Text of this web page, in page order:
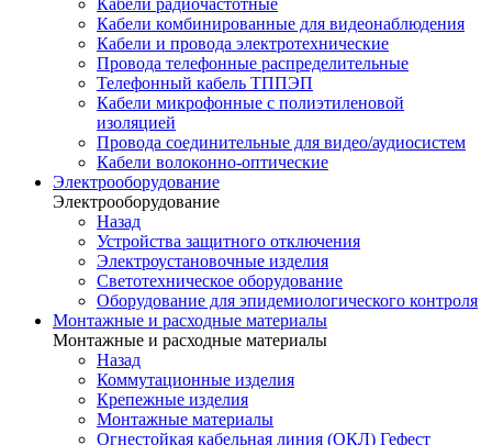
Кабели радиочастотные
Кабели комбинированные для видеонаблюдения
Кабели и провода электротехнические
Провода телефонные распределительные
Телефонный кабель ТППЭП
Кабели микрофонные с полиэтиленовой
изоляцией
Провода соединительные для видео/аудиосистем
Кабели волоконно-оптические
Электрооборудование
Электрооборудование
Назад
Устройства защитного отключения
Электроустановочные изделия
Светотехническое оборудование
Оборудование для эпидемиологического контроля
Монтажные и расходные материалы
Монтажные и расходные материалы
Назад
Коммутационные изделия
Крепежные изделия
Монтажные материалы
Огнестойкая кабельная линия (ОКЛ) Гефест